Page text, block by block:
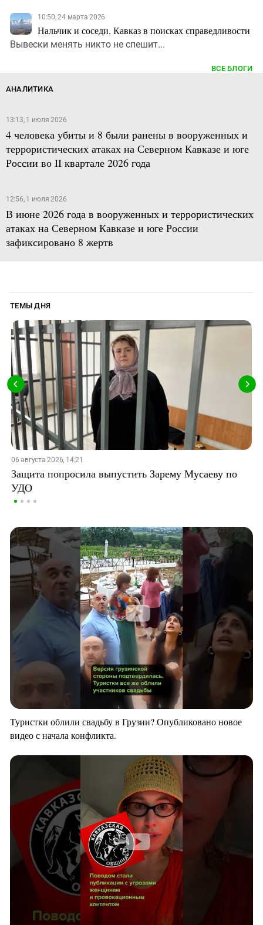
10:50, 24 марта 2026
Нальчик и соседи. Кавказ в поисках справедливости
Вывески менять никто не спешит...
ВСЕ БЛОГИ
АНАЛИТИКА
13:13, 1 июля 2026
4 человека убиты и 8 были ранены в вооруженных и
террористических атаках на Северном Кавказе и юге
России во II квартале 2026 года
12:56, 1 июля 2026
В июне 2026 года в вооруженных и террористических
атаках на Северном Кавказе и юге России
зафиксировано 8 жертв
ТЕМЫ ДНЯ
06 августа 2026, 14:21
Защита попросила выпустить Зарему Мусаеву по
УДО
Туристки облили свадьбу в Грузии? Опубликовано новое
видео с начала конфликта.